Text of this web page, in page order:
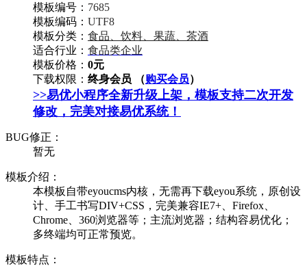
模板编号： 7685
模板编码： UTF8
模板分类： 食品、饮料、果蔬、茶酒
适合行业： 食品类企业
模板价格： 0元
下载权限： 终身会员 （购买会员）
>>易优小程序全新升级上架，模板支持二次开发
修改，完美对接易优系统！
BUG修正：
暂无
模板介绍：
本模板自带eyoucms内核，无需再下载eyou系统，原创设
计、手工书写DIV+CSS，完美兼容IE7+、Firefox、
Chrome、360浏览器等；主流浏览器；结构容易优化；
多终端均可正常预览。
模板特点：